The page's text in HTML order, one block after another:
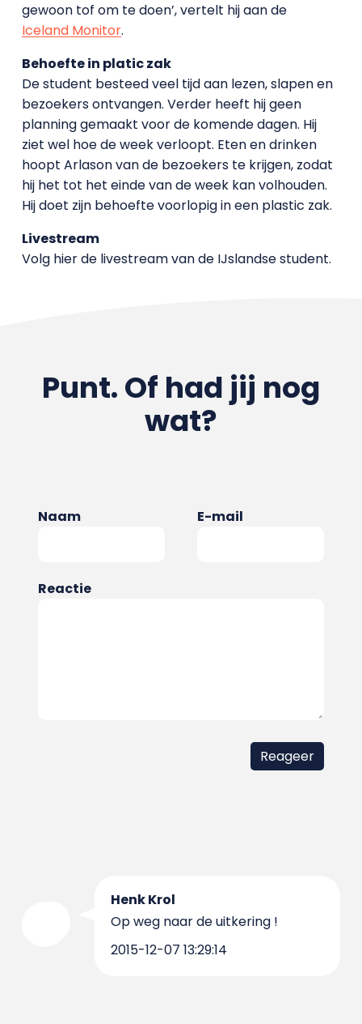
gewoon tof om te doen’, vertelt hij aan de
Iceland Monitor.
Behoefte in platic zak
De student besteed veel tijd aan lezen, slapen en
bezoekers ontvangen. Verder heeft hij geen
planning gemaakt voor de komende dagen. Hij
ziet wel hoe de week verloopt. Eten en drinken
hoopt Arlason van de bezoekers te krijgen, zodat
hij het tot het einde van de week kan volhouden.
Hij doet zijn behoefte voorlopig in een plastic zak.
Livestream
Volg hier de livestream van de IJslandse student.
Punt. Of had jij nog
wat?
Naam E-mail
Reactie
Henk Krol
Op weg naar de uitkering !
2015-12-07 13:29:14